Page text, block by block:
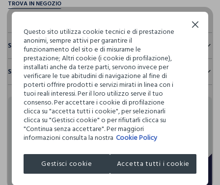
Sostenibilità e trasparenza
Sicurezza
Il 100% dei nostri articoli viene sottoposto a test chimico-
fisici, per verificarne il rispetto dei limiti che abbiamo
definito per l’uso di sostanze chimiche, talvolta anche più
restrittivi rispetto a quelli previsti dalla normativa
internazionale.
Clicca qui per vedere i dettagli
COSNOVA ITALIA SRL
Spedizione e resi
Hai fino a 30 giorni dalla consegna del tuo ordine online per
cambiare idea e restituire i prodotti che hai acquistato.
Rendi speciali i tuoi
acquisti
Blukids card e Blukids Club sono le carte fedeltà che
rendono
Questo sito utilizza cookie tecnici e di prestazione
anonimi, sempre attivi per garantire il
funzionamento del sito e di misurarne le
prestazione; Altri cookie (i cookie di profilazione),
installati anche da terze parti, servono invece per
verificare le tue abitudini di navigazione al fine di
poterti offrire prodotti e servizi mirati in linea con i
tuoi reali interessi. Per il loro utilizzo serve il tuo
consenso. Per accettare i cookie di profilazione
clicca su "accetta tutti i cookie", per selezionarli
clicca su "Gestisci cookie" o per rifiutarli clicca su
"Continua senza accettare". Per maggiori
informazioni consulta la nostra Cookie Policy
Gestisci cookie Accetta tutti i cookie
Continua senza accettare